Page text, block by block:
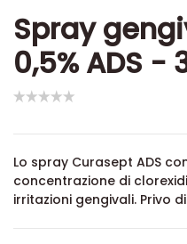
Spray
0,5% ADS -
Lo spray Curasept ADS
concentrazione di
irritazioni gengivali. Privo